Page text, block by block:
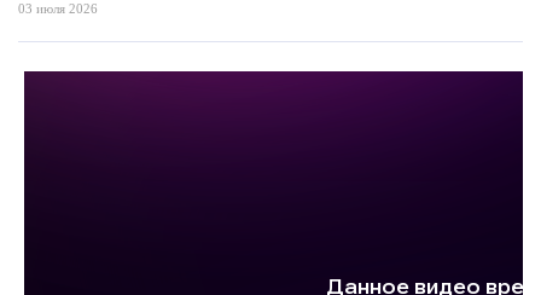
03 июля 2026